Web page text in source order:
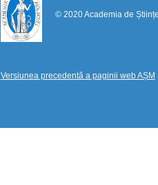
© 2020 Academia de
Versiunea precedentă a paginii web AȘM